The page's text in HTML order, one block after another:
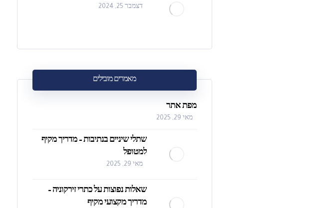
דצמבר 25, 2024
מאמרים מובילים
מפת אתר
מאי 29, 2025
שתלי שיניים בנתיבות – מדריך מקיף
למטופל
מאי 29, 2025
שאלות נפוצות על כתרי זירקוניה –
מדריך מקצועי מקיף